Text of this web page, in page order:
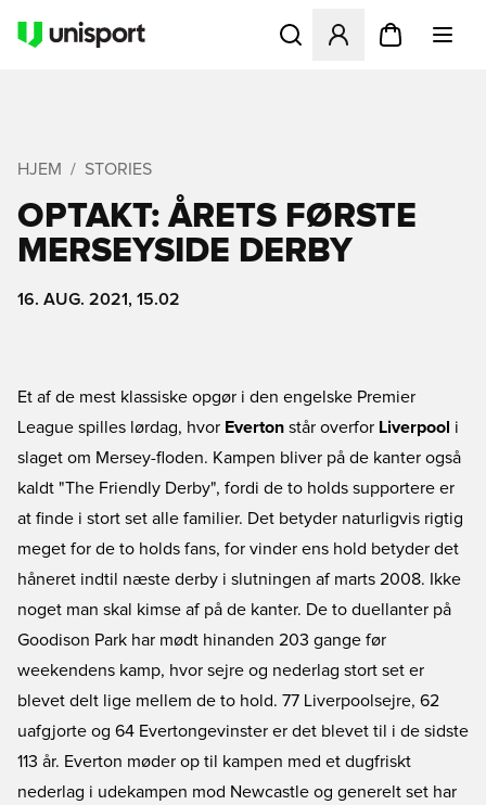
Åbner en Modal til at
HJEM STORIES
OPTAKT: ÅRETS FØRSTE
MERSEYSIDE DERBY
16. AUG. 2021, 15.02
Et af de mest klassiske opgør i den engelske Premier
League spilles lørdag, hvor Everton står overfor Liverpool i
slaget om Mersey-floden. Kampen bliver på de kanter også
kaldt "The Friendly Derby", fordi de to holds supportere er
at finde i stort set alle familier. Det betyder naturligvis rigtig
meget for de to holds fans, for vinder ens hold betyder det
håneret indtil næste derby i slutningen af marts 2008. Ikke
noget man skal kimse af på de kanter. De to duellanter på
Goodison Park har mødt hinanden 203 gange før
weekendens kamp, hvor sejre og nederlag stort set er
blevet delt lige mellem de to hold. 77 Liverpoolsejre, 62
uafgjorte og 64 Evertongevinster er det blevet til i de sidste
113 år. Everton møder op til kampen med et dugfriskt
nederlag i udekampen mod Newcastle og generelt set har